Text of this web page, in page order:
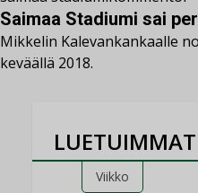
Saimaa Stadiumi sai
Mikkelin Kalevankankaalle
keväällä 2018.
Viikko